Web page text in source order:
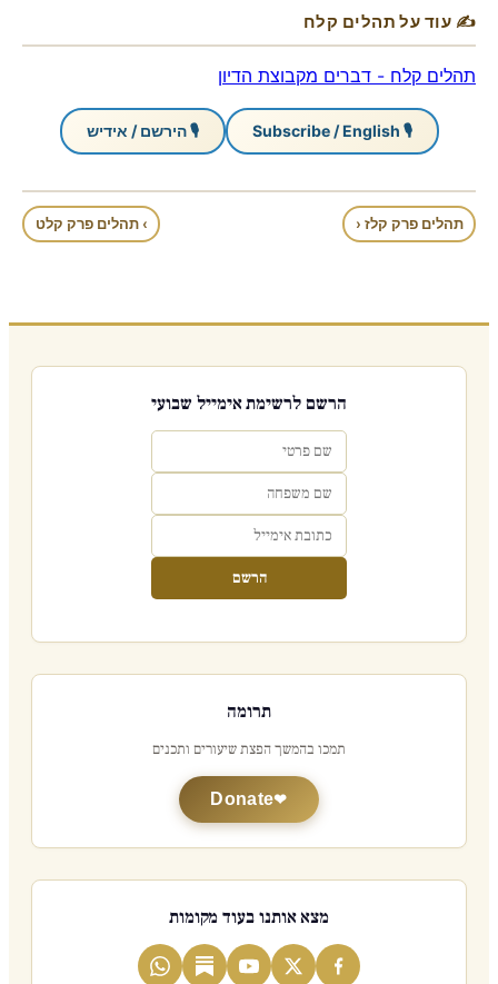
✍ עוד על תהלים קלח
תהלים קלח - דברים מקבוצת הדיון
🎙 Subscribe / English 🎙 הירשם / אידיש
תהלים פרק קלז ‹ › תהלים פרק קלט
הרשם לרשימת אימייל שבועי
הרשם
תרומה
תמכו בהמשך הפצת שיעורים ותכנים
Donate
מצא אותנו בעוד מקומות